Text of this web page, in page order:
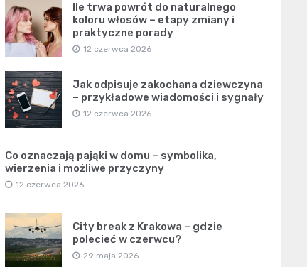
Ile trwa powrót do naturalnego
koloru włosów – etapy zmiany i
praktyczne porady
12 czerwca 2026
Jak odpisuje zakochana dziewczyna
– przykładowe wiadomości i sygnały
12 czerwca 2026
Co oznaczają pająki w domu – symbolika,
wierzenia i możliwe przyczyny
12 czerwca 2026
City break z Krakowa – gdzie
polecieć w czerwcu?
29 maja 2026